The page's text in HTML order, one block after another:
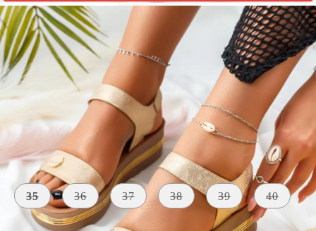
Няма наличност
Размер на обувки: Таблица с размери
35 36 37 38 39 40
Уведомете ме, когато е налично